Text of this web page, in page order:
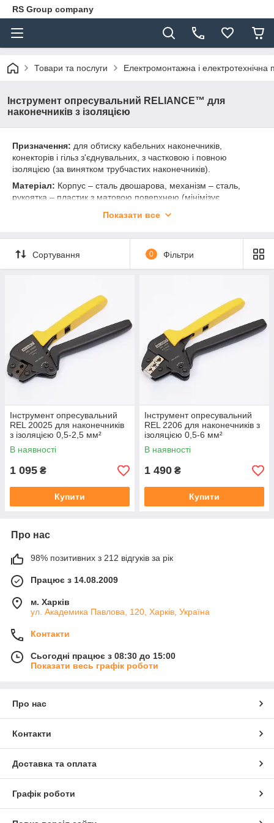
RS Group company
Товари та послуги Електромонтажна і електротехнічна
Інструмент опресувальний RELIANCE™ для
наконечників з ізоляцією
Призначення: для обтиску кабельних наконечників,
конекторів і гільз з'єднувальних, з частковою і повною
ізоляцією (за винятком трубчастих наконечників).
Матеріал: Корпус – сталь двошарова, механізм – сталь,
рукоятка – пластик з матовою поверхнею (мінімізує
Показати все
Сортування 0 Фільтри
Інструмент опресувальний
REL 20025 для наконечників
з ізоляцією 0,5-2,5 мм²
В наявності
1 095 ₴
Купити
Інструмент опресувальний
REL 2206 для наконечників з
ізоляцією 0,5-6 мм²
В наявності
1 490 ₴
Купити
Про нас
98% позитивних з 212 відгуків за рік
Працює з 14.08.2009
м. Харків
ул. Академика Павлова, 120, Харків, Україна
Контакти
Сьогодні працює з 08:30 до 15:00
Показати весь графік роботи
Про нас
Контакти
Доставка та оплата
Графік роботи